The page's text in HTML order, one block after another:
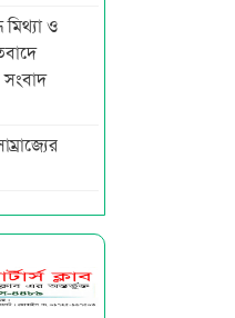
মিথ্যা ও
সংবাদ